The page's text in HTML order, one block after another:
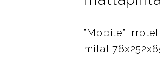
”Mobile”
mitat